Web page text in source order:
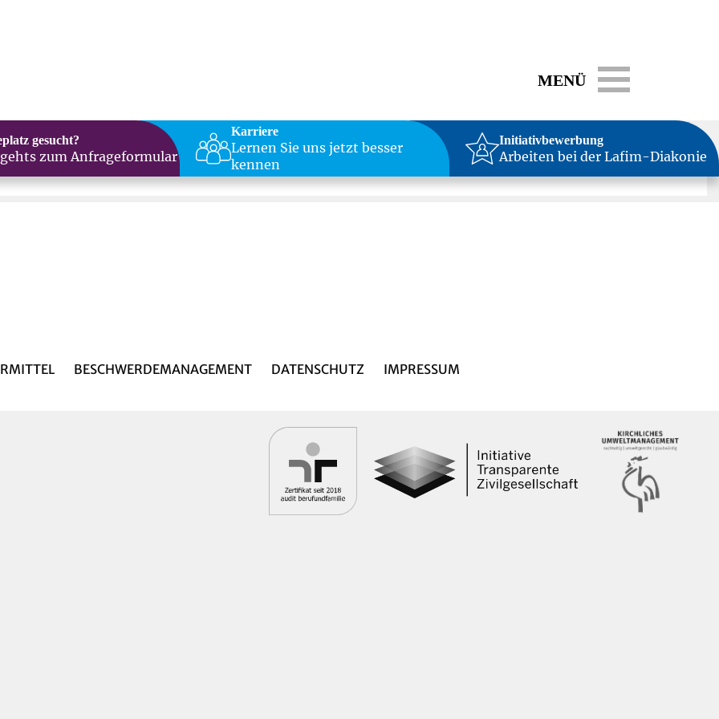
MENÜ Toggle
gesucht?
zum Anfrageformular
Karriere
Lernen Sie uns jetzt besser
kennen
Initiativbewerbung
Arbeiten bei der Lafim-Diakonie
BESCHWERDEMANAGEMENT DATENSCHUTZ IMPRESSUM